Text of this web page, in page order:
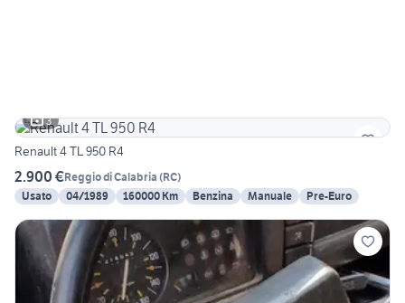
3
Renault 4 TL 950 R4
2.900 €Reggio di Calabria (RC)
Usato
04/1989 160000 Km Benzina Manuale Pre-Euro